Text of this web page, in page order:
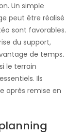
Un simple
peut être réalisé
sont favorables.
du support,
de temps.
le terrain
Ils
après remise en